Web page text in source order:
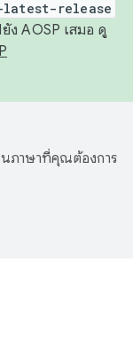
latest-release
ง AOSP เสมอ ดู
ภาษาที่คุณต้องการ